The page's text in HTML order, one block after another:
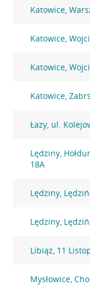
Katowice,
Katowice,
Katowice,
Katowice,
Łazy, ul.
Lędziny,
18A
Lędziny,
Lędziny,
Libiąż, 11
Mysłowice,